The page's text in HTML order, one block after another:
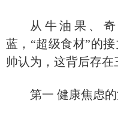
从牛油果、
蓝， “超级食材”的
帅认为，这背后存在
第一 健康焦虑